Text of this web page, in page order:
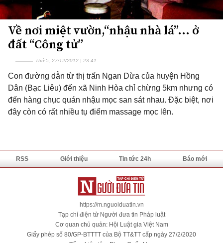
Về nơi miệt vườn,“nhậu nhà lá”... ở
đất “Công tử”
Thứ 5, 27/12/2012 | 23:41
Con đường dẫn từ thị trấn Ngan Dừa của huyện Hồng
Dân (Bạc Liêu) đến xã Ninh Hòa chỉ chừng 5km nhưng có
đến hàng chục quán nhậu mọc san sát nhau. Đặc biệt, nơi
đây còn có rất nhiều tụ điểm massage mọc lên.
RSS Giới thiệu Tin tức 24h Báo mới
https://m.nguoiduatin.vn
Tạp chí điện tử Người đưa tin Pháp luật
Cơ quan chủ quản: Hội Luật gia Việt Nam
Giấy phép số 80/GP-BTTTT của Bộ TT&TT cấp ngày 27/2/2020